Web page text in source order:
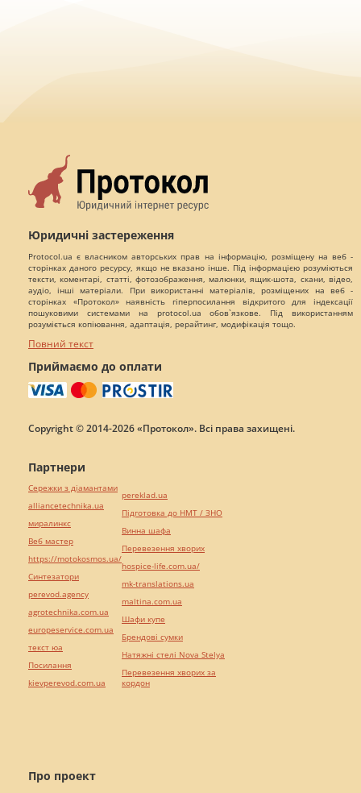
Юридичні застереження
Protocol.ua є власником авторських прав на інформацію, розміщену на веб -
сторінках даного ресурсу, якщо не вказано інше. Під інформацією розуміються
тексти, коментарі, статті, фотозображення, малюнки, ящик-шота, скани, відео,
аудіо, інші матеріали. При використанні матеріалів, розміщених на веб -
сторінках «Протокол» наявність гіперпосилання відкритого для індексації
пошуковими системами на protocol.ua обов`язкове. Під використанням
розуміється копіювання, адаптація, рерайтинг, модифікація тощо.
Повний текст
Приймаємо до оплати
Copyright © 2014-2026 «Протокол». Всі права захищені.
Про проект
Партнери
Сережки з діамантами
alliancetechnika.ua
миралинкс
Веб мастер
https://motokosmos.ua/
Синтезатори
perevod.agency
agrotechnika.com.ua
europeservice.com.ua
текст юа
Посилання
kievperevod.com.ua
pereklad.ua
Підготовка до НМТ / ЗНО
Винна шафа
Перевезення хворих
hospice-life.com.ua/
mk-translations.ua
maltina.com.ua
Шафи купе
Брендові сумки
Натяжні стелі Nova Stelya
Перевезення хворих за
кордон